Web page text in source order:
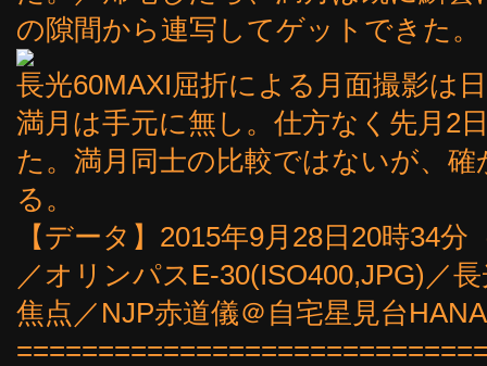
の隙間から連写してゲットできた。
長光60MAXI屈折による月面撮影は
満月は手元に無し。仕方なく先月2
た。満月同士の比較ではないが、
る。
【データ】2015年9月28日20時34
／オリンパスE-30(ISO400,JPG)／
焦点／NJP赤道儀＠自宅星見台HANA